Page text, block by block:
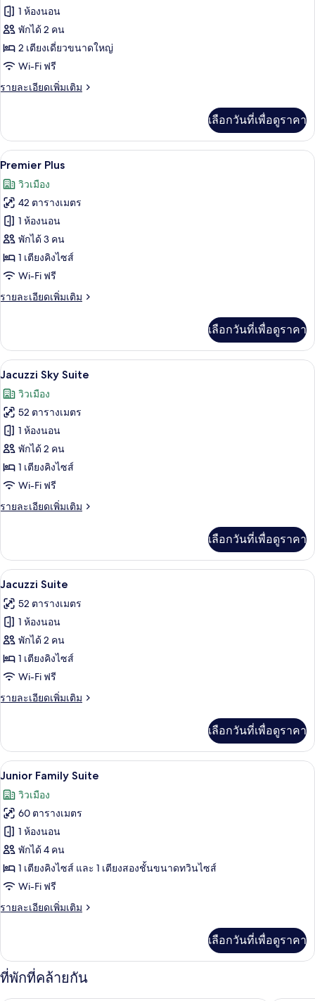
ของ
Deluxe
Suite
Twin
1 ห้องนอน
พักได้ 2 คน
2 เตียงเดี่ยวขนาดใหญ่
Wi-Fi ฟรี
รายละเอียดเพิ่มเติม
ราย
เกี่ยว
กับ
Deluxe
Twin
เลือกวันที่เพื่อดูราคา
เปิด
ภาพถ่าย
ทั้งหมด
ของ
Premier
Plus
Premier Plus | เครื่องนอนระดับพรีเ
6
Premier Plus
วิวเมือง
42 ตารางเมตร
1 ห้องนอน
พักได้ 3 คน
1 เตียงคิงไซส์
Wi-Fi ฟรี
รายละเอียดเพิ่มเติม
ราย
เกี่ยว
กับ
Premier
เลือกวันที่เพื่อดูราคา
เปิด
ภาพถ่าย
ทั้งหมด
ของ
Jacuzzi
Sky
Suite
7
Jacuzzi Sky Suite
วิวเมือง
52 ตารางเมตร
1 ห้องนอน
พักได้ 2 คน
1 เตียงคิงไซส์
Wi-Fi ฟรี
รายละเอียดเพิ่มเติม
ราย
เกี่ยว
กับ
Jacuzzi
Suite
เลือกวันที่เพื่อดูราคา
เปิด
ภาพถ่าย
ทั้งหมด
ของ
Jacuzzi
Suite
Jacuzzi Suite | ห้องน้ำ | ของใช้ในห้อ
7
Jacuzzi Suite
52 ตารางเมตร
1 ห้องนอน
พักได้ 2 คน
1 เตียงคิงไซส์
Wi-Fi ฟรี
รายละเอียดเพิ่มเติม
ราย
เกี่ยว
กับ
Jacuzzi
เลือกวันที่เพื่อดูราคา
เปิด
ภาพถ่าย
ทั้งหมด
ของ
Junior
Family
Suite
Junior Family Suite | เครื่องนอนระ
6
Junior Family Suite
วิวเมือง
60 ตารางเมตร
1 ห้องนอน
พักได้ 4 คน
1 เตียงคิงไซส์ และ 1 เตียงสองชั้นขนาดทวินไซส์
Wi-Fi ฟรี
รายละเอียดเพิ่มเติม
ราย
เกี่ยว
กับ
Junior
เลือกวันที่เพื่อดูราคา
ที่พักที่คล้ายกัน